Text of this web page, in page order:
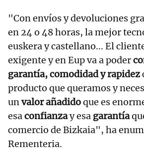
"Con envíos y devoluciones
en 24 o 48 horas, la mejor
euskera y castellano... El
exigente y en Eup va a poder
garantía, comodidad y rapidez
producto que queramos y
unvalor añadidoque es
esaconfianzay esa garantía
comercio de Bizkaia", ha
Rementeria.